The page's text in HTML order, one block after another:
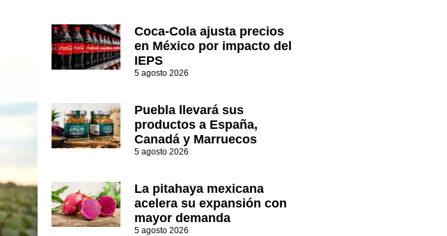
Coca-Cola ajusta precios
en México por impacto del
IEPS
5 agosto 2026
Puebla llevará sus
productos a España,
Canadá y Marruecos
5 agosto 2026
La pitahaya mexicana
acelera su expansión con
mayor demanda
5 agosto 2026